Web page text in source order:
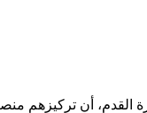
القدم، أن